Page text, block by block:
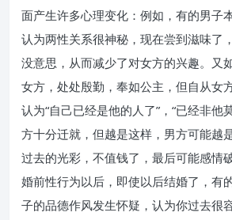
面产生许多心理变化：例如，有的男子
认为两性关系很神秘，现在尝到滋味了
没意思，从而减少了对女方的兴趣。又
女方，处处殷勤，奉如公主，但自从女
认为“自己已经是他的人了”，“已经非他
方十分迁就，但越是这样，男方可能越
过去的光彩，不值钱了，最后可能感情
婚前性行为以后，即使以后结婚了，有
子的品德作风发生怀疑，认为你过去很